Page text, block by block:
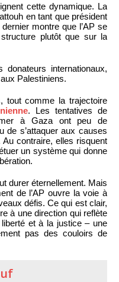
cette dynamique. La
en tant que président
montre que l’AP se
plutôt que sur la
internationaux,
Palestiniens.
tout comme la trajectoire
. Les tentatives de
à Gaza ont peu de
de s’attaquer aux causes
contraire, elles risquent
un système qui donne
durer éternellement. Mais
de l’AP ouvre la voie à
défis. Ce qui est clair,
à une direction qui reflète
et à la justice – une
pas des couloirs de